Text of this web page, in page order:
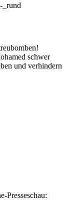
schwer
und verhindern
Presseschau: